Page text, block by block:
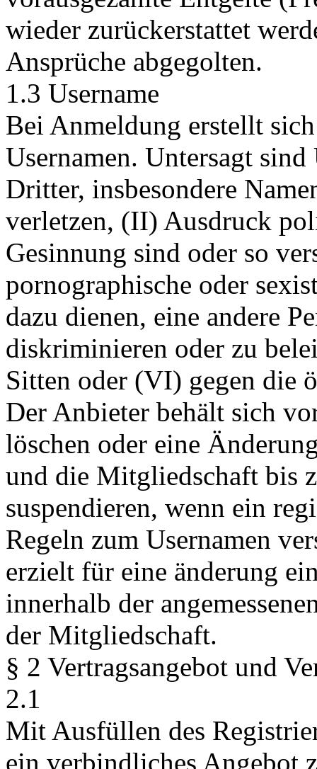
wieder zurückerstattet
Ansprüche abgegolten.
1.3 Username
Bei Anmeldung erstellt
Usernamen. Untersagt
Dritter, insbesondere
verletzen, (II) Ausdruck
Gesinnung sind oder so
pornographische oder
dazu dienen, eine andere
diskriminieren oder zu
Sitten oder (VI) gegen die
Der Anbieter behält sich
löschen oder eine
und die Mitgliedschaft bis
suspendieren, wenn ein
Regeln zum Usernamen
erzielt für eine änderung
innerhalb der
der Mitgliedschaft.
§ 2 Vertragsangebot und
2.1
Mit Ausfüllen des
ein verbindliches Angebot